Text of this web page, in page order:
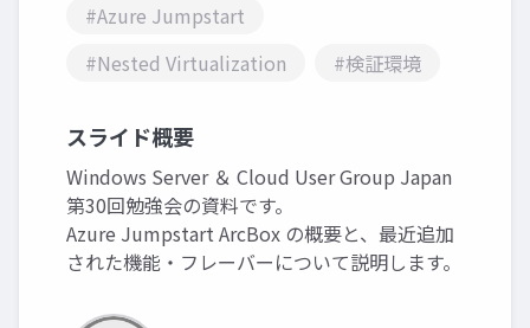
#Azure Jumpstart
#Nested Virtualization
#検証環境
スライド概要
Windows Server ＆ Cloud User Group Japan
第30回勉強会の資料です。
Azure Jumpstart ArcBox の概要と、最近追加
された機能・フレーバーについて説明します。